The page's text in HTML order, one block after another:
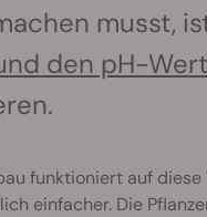
musst,
den pH-Wert
funktioniert auf diese
einfacher. Die